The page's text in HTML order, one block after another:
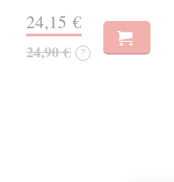
24,15 €
24,90 € ?